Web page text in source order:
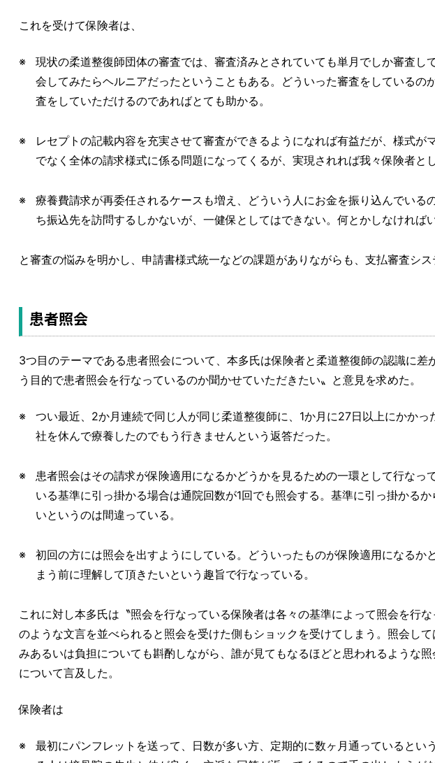
これを受けて保険者は、
現状の柔道整復師団体の審査では、審査済みとされていても単月でしか審査し
会してみたらヘルニアだったということもある。どういった審査をしているの
査をしていただけるのであればとても助かる。
レセプトの記載内容を充実させて審査ができるようになれば有益だが、様式が
でなく全体の請求様式に係る問題になってくるが、実現されれば我々保険者と
療養費請求が再委任されるケースも増え、どういう人にお金を振り込んでいる
ち振込先を訪問するしかないが、一健保としてはできない。何とかしなければ
と審査の悩みを明かし、申請書様式統一などの課題がありながらも、支払審査シス
患者照会
3つ目のテーマである患者照会について、本多氏は保険者と柔道整復師の認識に
う目的で患者照会を行なっているのか聞かせていただきたい〟と意見を求めた。
つい最近、2か月連続で同じ人が同じ柔道整復師に、1か月に27日以上にかか
社を休んで療養したのでもう行きませんという返答だった。
患者照会はその請求が保険適用になるかどうかを見るための一環として行なっ
いる基準に引っ掛かる場合は通院回数が1回でも照会する。基準に引っ掛かる
いというのは間違っている。
初回の方には照会を出すようにしている。どういったものが保険適用になるか
まう前に理解して頂きたいという趣旨で行なっている。
これに対し本多氏は〝照会を行なっている保険者は各々の基準によって照会を行
のような文言を並べられると照会を受けた側もショックを受けてしまう。照会し
みあるいは負担についても斟酌しながら、誰が見てもなるほどと思われるような
について言及した。
保険者は
最初にパンフレットを送って、日数が多い方、定期的に数ヶ月通っているとい